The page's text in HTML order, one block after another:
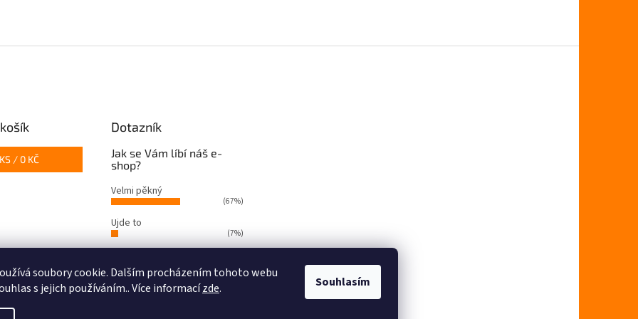
soubory cookie. Dalším procházením tohoto webu
s jejich používáním.. Více informacízde. Souhlasím
/ 0 KČ
Dotazník
Jak se Vám líbí náš e-
shop?
Velmi pěkný
(67%)
Ujde to
(7%)
Počet hlasů:66